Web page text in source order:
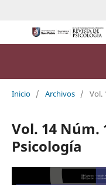
Inicio / Archivos / Vol.
Vol. 14 Núm.
Psicología